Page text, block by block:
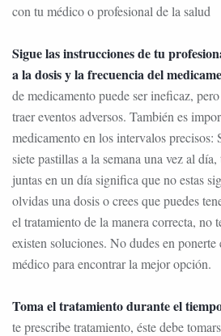
con tu médico o profesional de la salud
Sigue las instrucciones de tu
a la dosis y la frecuencia del
de medicamento puede ser ineficaz,
traer eventos adversos. También es
medicamento en los intervalos precisos:
siete pastillas a la semana una vez al
juntas en un día significa que no estas
olvidas una dosis o crees que puedes
el tratamiento de la manera correcta, no
existen soluciones. No dudes en
médico para encontrar la mejor opción.
Toma el tratamiento durante el
te prescribe tratamiento, éste debe